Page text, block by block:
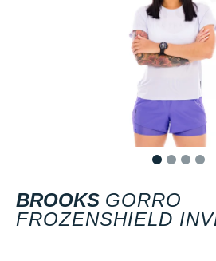
BROOKS GORRO
FROZENSHIELD